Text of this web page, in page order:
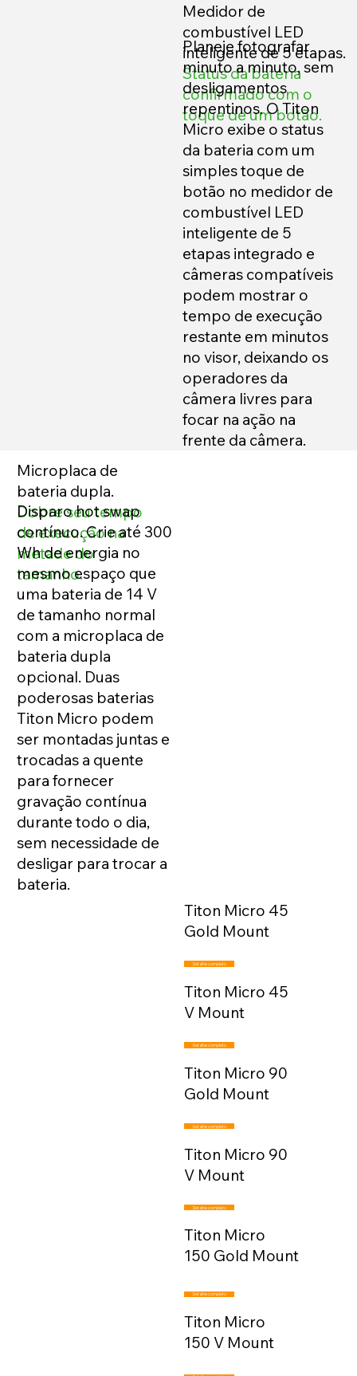
Medidor de
combustível LED
inteligente de 5 etapas.
Status da bateria
confirmado com o
toque de um botão.
Planeje fotografar
minuto a minuto, sem
desligamentos
repentinos. O Titon
Micro exibe o status
da bateria com um
simples toque de
botão no medidor de
combustível LED
inteligente de 5
etapas integrado e
câmeras compatíveis
podem mostrar o
tempo de execução
restante em minutos
no visor, deixando os
operadores da
câmera livres para
focar na ação na
frente da câmera.
Microplaca de
bateria dupla.
Dobre seu tempo
de execução na
metade do
tamanho.
Disparo hot swap
contínuo. Crie até 300
Wh de energia no
mesmo espaço que
uma bateria de 14 V
de tamanho normal
com a microplaca de
bateria dupla
opcional. Duas
poderosas baterias
Titon Micro podem
ser montadas juntas e
trocadas a quente
para fornecer
gravação contínua
durante todo o dia,
sem necessidade de
desligar para trocar a
bateria.
Titon Micro 45
Gold Mount
Detalhe completo
Titon Micro
150 V Mount
Titon Micro
150 Gold Mount
Detalhe completo
Titon Micro 90
V Mount
Detalhe completo
Titon Micro 45
V Mount
Detalhe completo
Titon Micro 90
Gold Mount
Detalhe completo